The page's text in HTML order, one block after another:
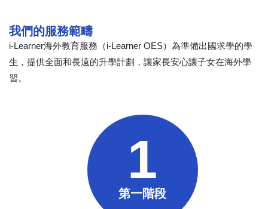
我們的服務範疇
i-Learner海外教育服務（i-Learner OES）為準備出國求學的學
生，提供全面和長遠的升學計劃，讓家長安心讓子女在海外學
習。
1
第一階段